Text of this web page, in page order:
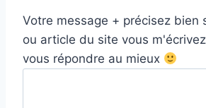
Votre message + précisez bien
ou article du site vous
vous répondre au mieux